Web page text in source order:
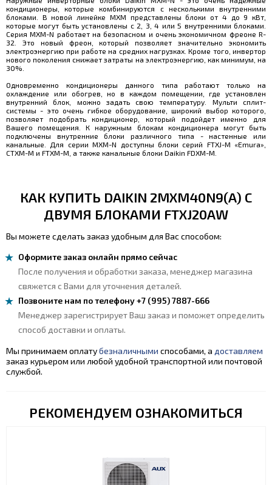
кондиционеры, которые комбинируются с несколькими внутренними
блоками. В новой линейке MXM представлены блоки от 4 до 9 кВт,
которые могут быть установлены с 2, 3, 4 или 5 внутренними блоками.
Серия MXM-N работает на безопасном и очень экономичном фреоне R-
32. Это новый фреон, который позволяет значительно экономить
электроэнергию при работе на средних нагрузках. Кроме того, инвертор
нового поколения снижает затраты на электроэнергию, как минимум, на
30%.
Одновременно кондиционеры данного типа работают только на
охлаждение или обогрев, но в каждом помещении, где установлен
внутренний блок, можно задать свою температуру. Мульти сплит-
системы - это очень гибкое оборудование, широкий выбор которого,
позволяет подобрать кондиционер, который подойдет именно для
Вашего помещения. К наружным блокам кондиционера могут быть
подключены внутренние блоки различного типа - настенные или
канальные. Для серии MXM-N доступны блоки серий FTXJ-M «Emura»,
CTXM-M и FTXM-M, а также канальные блоки Daikin FDXM-M.
КАК КУПИТЬ DAIKIN 2MXM40N9(A) С
ДВУМЯ БЛОКАМИ FTXJ20AW
Вы можете сделать заказ удобным для Вас способом:
Оформите заказ онлайн прямо сейчас
После получения и обработки заказа, менеджер магазина
свяжется с Вами для уточнения деталей.
Позвоните нам по телефону +7 (995) 7887-666
Менеджер зарегистрирует Ваш заказ и поможет определить
способ доставки и оплаты.
Мы принимаем оплатубезналичными способами, а доставляем
заказ курьером или любой удобной транспортной или почтовой
службой.
РЕКОМЕНДУЕМ ОЗНАКОМИТЬСЯ